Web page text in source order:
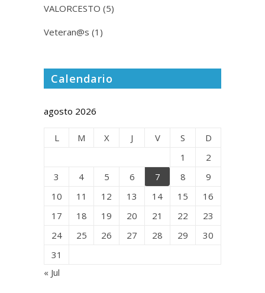
VALORCESTO (5)
Veteran@s (1)
Calendario
agosto 2026
L M X J V S
D
1
2
3
4 5 6 7 8
9
10
11 12 13 14 15
16
17
18 19 20 21 22
23
24
25 26 27 28 29
30
31
« Jul